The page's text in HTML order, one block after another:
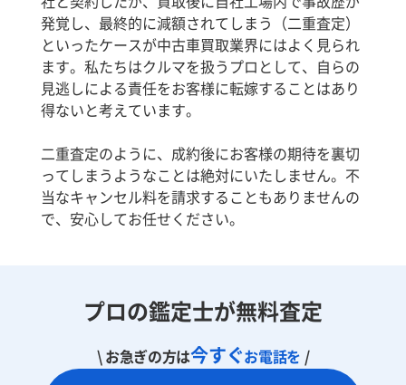
発覚し、最終的に減額されてしまう（二重査定）
といったケースが中古車買取業界にはよく見られ
ます。私たちはクルマを扱うプロとして、自らの
見逃しによる責任をお客様に転嫁することはあり
得ないと考えています。
二重査定のように、成約後にお客様の期待を裏切
ってしまうようなことは絶対にいたしません。不
当なキャンセル料を請求することもありませんの
で、安心してお任せください。
プロの鑑定士が無料査定
\ お急ぎの方は今すぐお電話を /